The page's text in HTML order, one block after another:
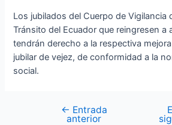
Los jubilados del Cuerpo de Vigilancia
Tránsito del Ecuador que reingresen a
tendrán derecho a la respectiva
jubilar de vejez, de conformidad a la
social.
← Entrada
anterior